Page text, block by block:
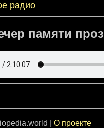
радио
памяти
| О проекте